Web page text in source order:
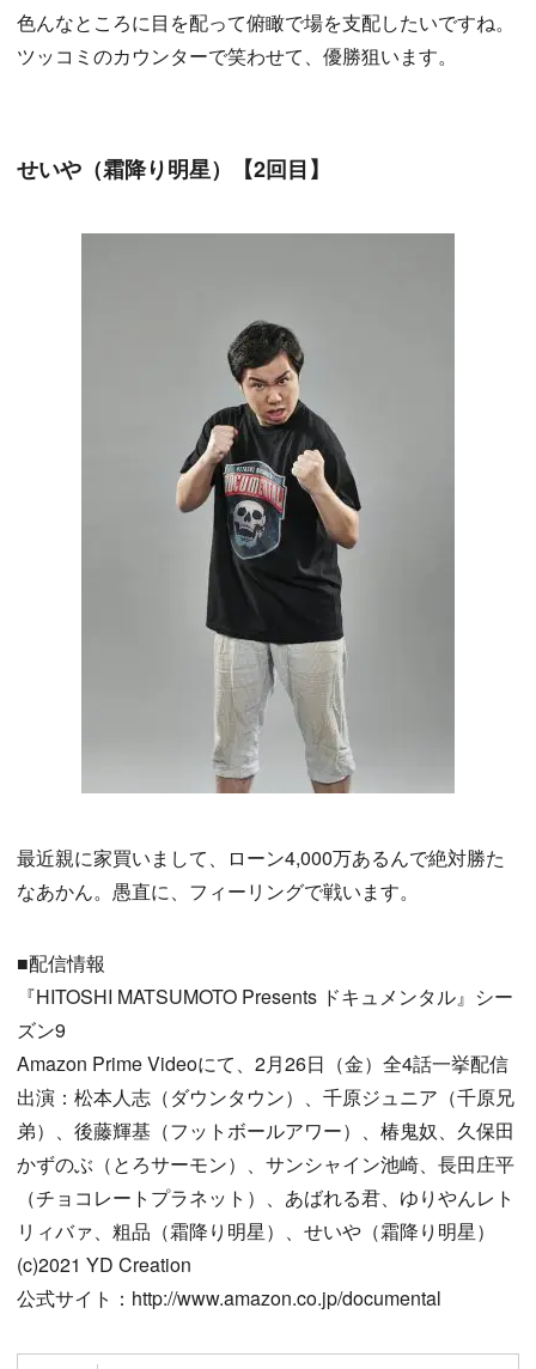
色んなところに目を配って俯瞰で場を支配したいですね。
ツッコミのカウンターで笑わせて、優勝狙います。
せいや（霜降り明星）【2回目】
最近親に家買いまして、ローン4,000万あるんで絶対勝た
なあかん。愚直に、フィーリングで戦います。
■配信情報
『HITOSHI MATSUMOTO Presents ドキュメンタル』シー
ズン9
Amazon Prime Videoにて、2月26日（金）全4話一挙配信
出演：松本人志（ダウンタウン）、千原ジュニア（千原兄
弟）、後藤輝基（フットボールアワー）、椿鬼奴、久保田
かずのぶ（とろサーモン）、サンシャイン池崎、長田庄平
（チョコレートプラネット）、あばれる君、ゆりやんレト
リィバァ、粗品（霜降り明星）、せいや（霜降り明星）
(c)2021 YD Creation
公式サイト：http://www.amazon.co.jp/documental